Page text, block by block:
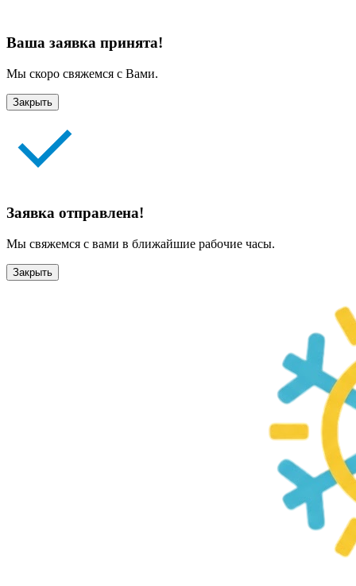
Ваша заявка принята!
Мы скоро свяжемся с Вами.
Закрыть
Заявка отправлена!
Мы свяжемся с вами в ближайшие рабочие часы.
Закрыть